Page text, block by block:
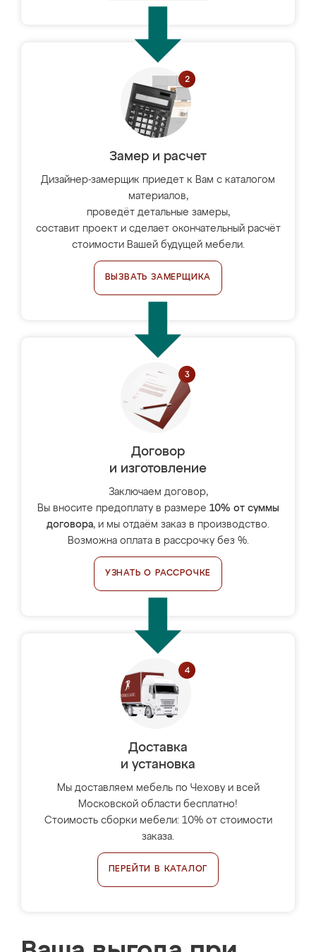
Замер и расчет
Дизайнер-замерщик приедет к Вам с каталогом
материалов,
проведёт детальные замеры,
составит проект и сделает окончательный расчёт
стоимости Вашей будущей мебели.
ВЫЗВАТЬ ЗАМЕРЩИКА
Договор
и изготовление
Заключаем договор,
Вы вносите предоплату в размере 10% от суммы
договора, и мы отдаём заказ в производство.
Возможна оплата в рассрочку без %.
УЗНАТЬ О РАССРОЧКЕ
Доставка
и установка
Мы доставляем мебель по Чехову и всей
Московской области бесплатно!
Стоимость сборки мебели: 10% от стоимости
заказа.
ПЕРЕЙТИ В КАТАЛОГ